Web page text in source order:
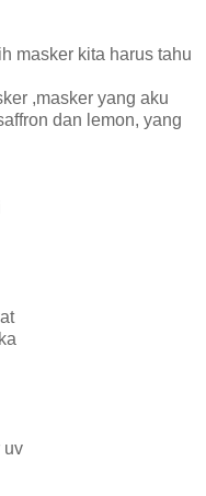
masker kita harus tahu
,masker yang aku
dan lemon, yang
uv